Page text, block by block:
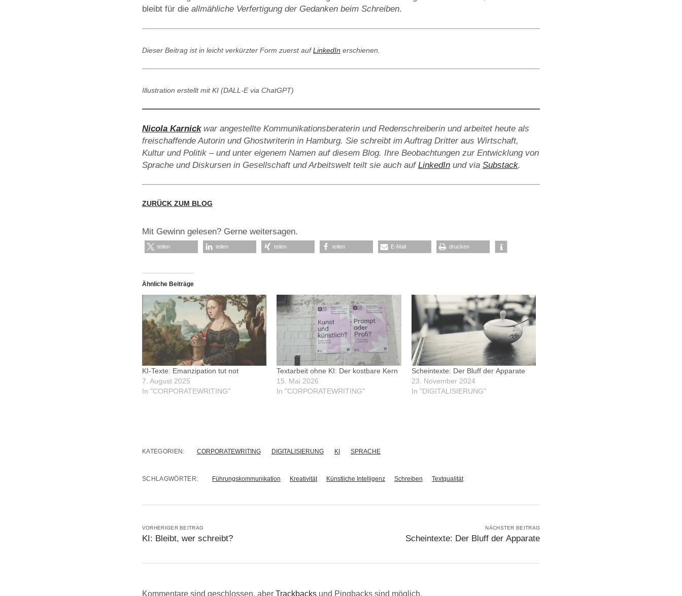
bleibt für die allmähliche Verfertigung der Gedanken beim Schreiben.
Dieser Beitrag ist in leicht verkürzter Form zuerst aufLinkedIn erschienen.
Illustration erstellt mit KI (DALL-E via ChatGPT)
Nicola Karnickwar angestellte Kommunikationsberaterin und Redenschreiberin und arbeitet heute als
freischaffende Autorin und Ghostwriterin in Hamburg. Sie schreibt im Auftrag Dritter aus Wirtschaft,
Kultur und Politik – und unter eigenem Namen auf diesem Blog. Ihre Beobachtungen zur Entwicklung von
Sprache und Diskursen in Gesellschaft und Arbeitswelt teilt sie auch auf LinkedInund via Substack.
ZURÜCK ZUM BLOG
Mit Gewinn gelesen? Gerne weitersagen.
teilen teilen teilen teilen E-Mail drucken
Ähnliche Beiträge
KI-Texte: Emanzipation tut not
7. August 2025
In "CORPORATEWRITING"
Textarbeit ohne KI: Der kostbare Kern
15. Mai 2026
In "CORPORATEWRITING"
Scheintexte: Der Bluff der Apparate
23. November 2024
In "DIGITALISIERUNG"
KATEGORIEN: CORPORATEWRITING DIGITALISIERUNG KI SPRACHE
SCHLAGWÖRTER: Führungskommunikation Kreativität Künstliche Intelligenz Schreiben Textqualität
VORHERIGER BEITRAG
KI: Bleibt, wer schreibt?
NÄCHSTER BEITRAG
Scheintexte: Der Bluff der Apparate
Kommentare sind geschlossen, aber Trackbacksund Pingbacks sind möglich.